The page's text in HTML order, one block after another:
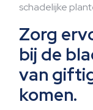
schadelijke
Zorg
bij de
van
komen.